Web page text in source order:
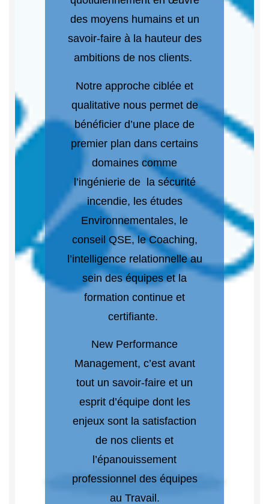
des moyens humains et un
savoir-faire à la hauteur des
ambitions de nos clients.
Notre approche ciblée et
qualitative nous permet de
bénéficier d’une place de
premier plan dans certains
domaines comme
l’ingénierie de la sécurité
incendie, les études
Environnementales, le
conseil QSE, le Coaching,
l’intelligence relationnelle au
sein des équipes et la
formation continue et
certifiante.
New Performance
Management, c’est avant
tout un savoir-faire et un
esprit d’équipe dont les
enjeux sont la satisfaction
de nos clients et
l’épanouissement
professionnel des équipes
au Travail.